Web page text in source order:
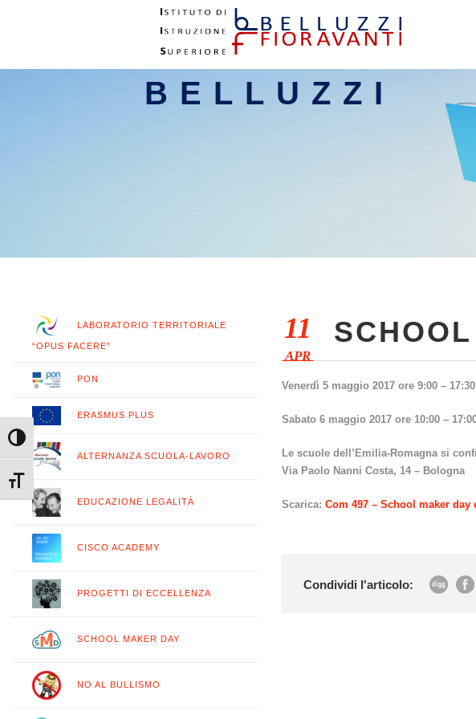
Attiva/disattiva alto contrasto
Attiva/disattiva dimensione testo
BELLUZZI
11
APR
Venerdì 5 maggio 2017 ore 9:00 – 17:30
Sabato 6 maggio 2017 ore 10:00 –
Le scuole dell’Emilia-Romagna si
Via Paolo Nanni Costa, 14 – Bologna
Scarica: Com 497 – School maker day
Condividi l'articolo:
LABORATORIO TERRITORIALE
“OPUS FACERE”
PON
ERASMUS PLUS
ALTERNANZA SCUOLA-LAVORO
EDUCAZIONE LEGALITÀ
CISCO ACADEMY
PROGETTI DI ECCELLENZA
SCHOOL MAKER DAY
NO AL BULLISMO